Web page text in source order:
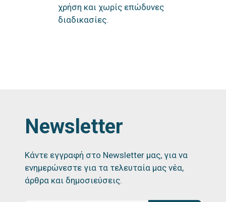
χρήση και χωρίς επώδυνες
διαδικασίες.
Newsletter
Κάντε εγγραφή στο Newsletter μας, για να
ενημερώνεστε για τα τελευταία μας νέα,
άρθρα και δημοσιεύσεις.